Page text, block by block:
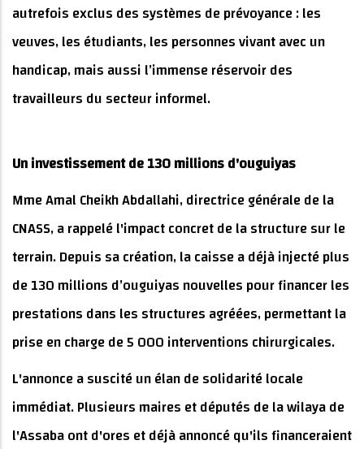
autrefois exclus des systèmes de prévoyance : les
veuves, les étudiants, les personnes vivant avec un
handicap, mais aussi l’immense réservoir des
travailleurs du secteur informel.
Un investissement de 130 millions d'ouguiyas
Mme Amal Cheikh Abdallahi, directrice générale de la
CNASS, a rappelé l'impact concret de la structure sur le
terrain. Depuis sa création, la caisse a déjà injecté plus
de 130 millions d’ouguiyas nouvelles pour financer les
prestations dans les structures agréées, permettant la
prise en charge de 5 000 interventions chirurgicales.
L'annonce a suscité un élan de solidarité locale
immédiat. Plusieurs maires et députés de la wilaya de
l'Assaba ont d'ores et déjà annoncé qu'ils financeraient